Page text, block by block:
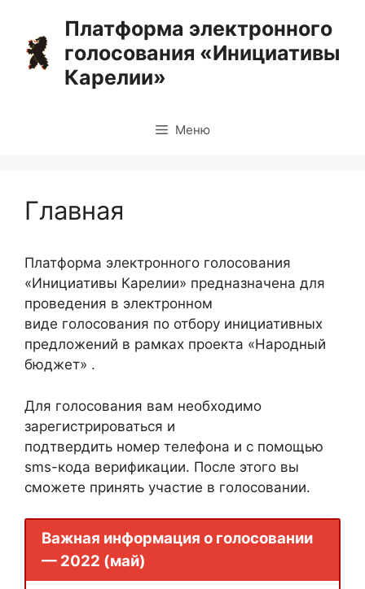
содержимому
Платформа электронного
голосования «Инициативы
Карелии»
Меню
Главная
Платформа электронного голосования
«Инициативы Карелии» предназначена для
проведения в электронном
виде голосования по отбору инициативных
предложений в рамках проекта «Народный
бюджет» .
Для голосования вам необходимо
зарегистрироваться и
подтвердить номер телефона и с помощью
sms-кода верификации. После этого вы
сможете принять участие в голосовании.
Важная информация о голосовании
— 2022 (май)